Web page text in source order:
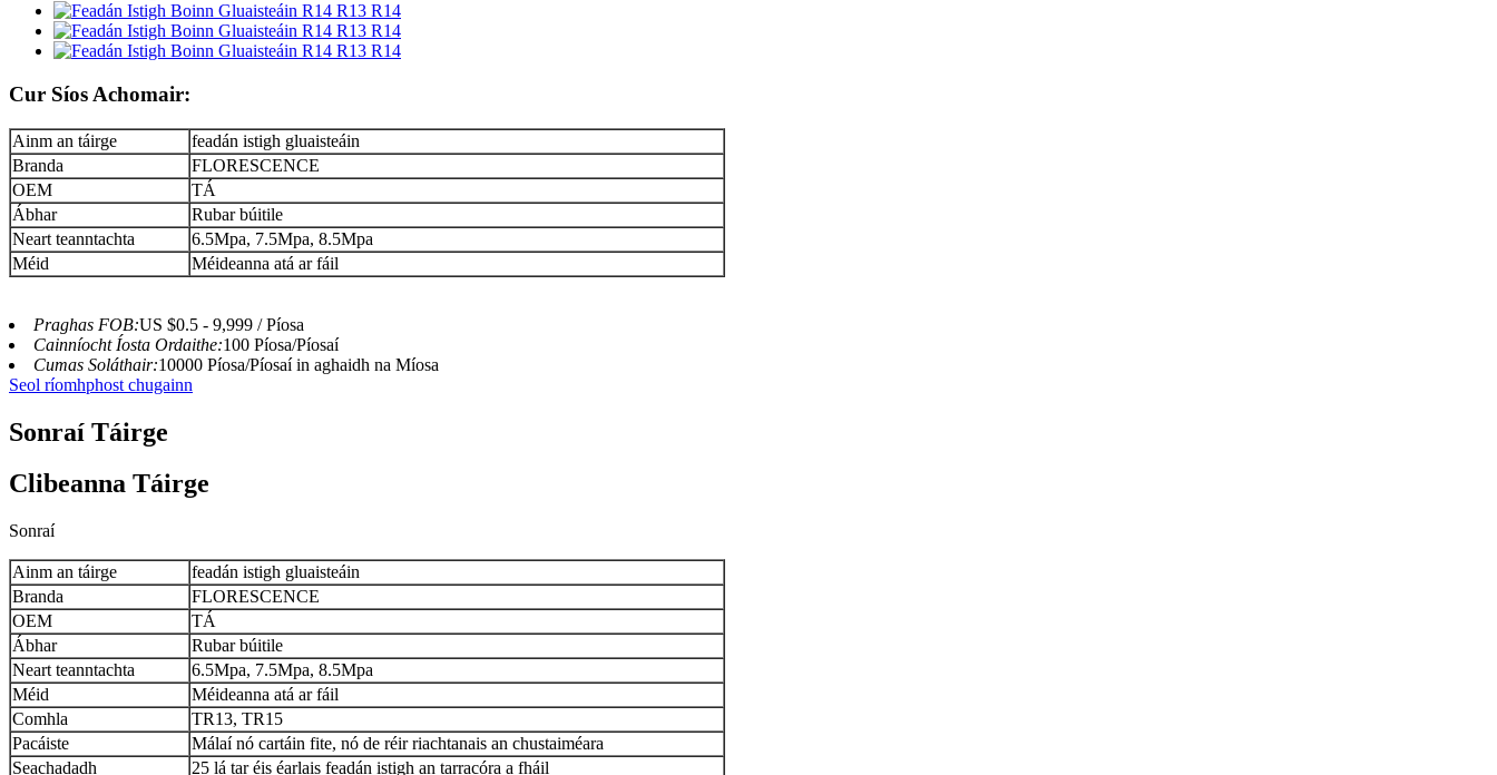
Cur Síos Achomair:
Ainm an táirge
feadán istigh gluaisteáin
Branda
FLORESCENCE
OEM
TÁ
Ábhar
Rubar búitile
Neart teanntachta
6.5Mpa, 7.5Mpa, 8.5Mpa
Méid
Méideanna atá ar fáil
Praghas FOB:US $0.5 - 9,999 / Píosa
Cainníocht Íosta Ordaithe:100 Píosa/Píosaí
Cumas Soláthair:10000 Píosa/Píosaí in aghaidh na Míosa
Seol ríomhphost chugainn
Sonraí Táirge
Clibeanna Táirge
Sonraí
Ainm an táirge
feadán istigh gluaisteáin
Branda
FLORESCENCE
OEM
TÁ
Ábhar
Rubar búitile
Neart teanntachta
6.5Mpa, 7.5Mpa, 8.5Mpa
Méid
Méideanna atá ar fáil
Comhla
TR13, TR15
Pacáiste
Málaí nó cartáin fite, nó de réir riachtanais an chustaiméara
Seachadadh
25 lá tar éis éarlais feadán istigh an tarracóra a fháil